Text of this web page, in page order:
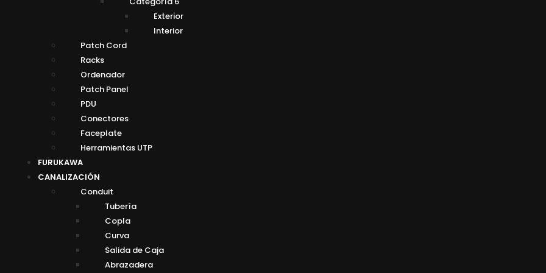
Exterior
Interior
Patch Cord
Racks
Ordenador
Patch Panel
PDU
Conectores
Faceplate
Herramientas UTP
FURUKAWA
CANALIZACIÓN
Conduit
Tubería
Copla
Curva
Salida de Caja
Abrazadera